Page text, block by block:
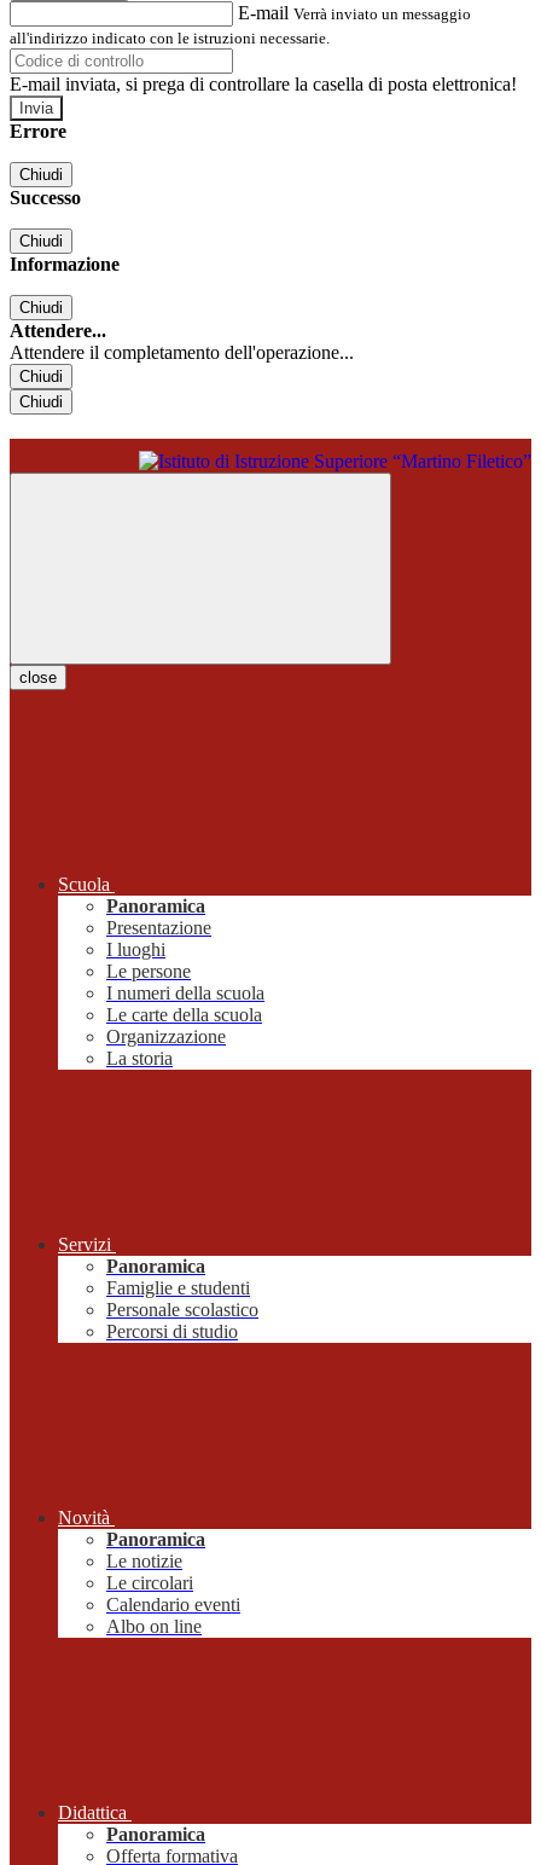
E-mail Verrà inviato un messaggio
all'indirizzo indicato con le istruzioni necessarie.
E-mail inviata, si prega di controllare la casella di posta elettronica!
Errore
Chiudi
Successo
Chiudi
Informazione
Chiudi
Attendere...
Attendere il completamento dell'operazione...
Chiudi
Chiudi
close
Scuola
Panoramica
Presentazione
I luoghi
Le persone
I numeri della scuola
Le carte della scuola
Organizzazione
La storia
Servizi
Panoramica
Famiglie e studenti
Personale scolastico
Percorsi di studio
Novità
Panoramica
Le notizie
Le circolari
Calendario eventi
Albo on line
Didattica
Panoramica
Offerta formativa